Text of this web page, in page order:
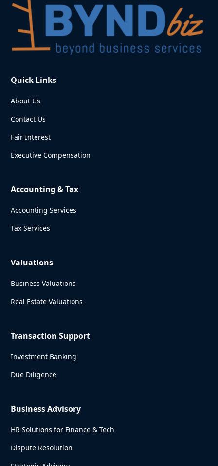
Quick Links
About Us
Contact Us
Fair Interest
Executive Compensation
Accounting & Tax
Accounting Services
Tax Services
Valuations
Business Valuations
Real Estate Valuations
Transaction Support
Investment Banking
Due Diligence
Business Advisory
HR Solutions for Finance & Tech
Dispute Resolution